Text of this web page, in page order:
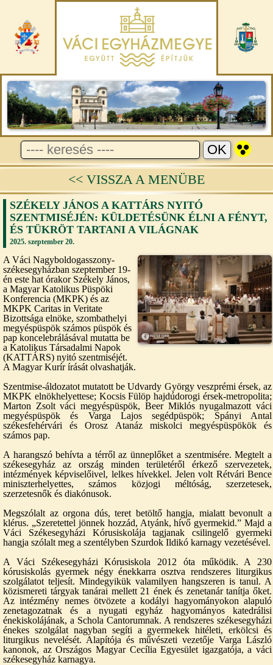
<< VISSZA A MENÜBE
SZÉKELY JÁNOS A KATTÁRS NYITÓ
SZENTMISÉJÉN: KÜLDETÉSÜNK ÉLNI A FÉNYT,
ÉS TÜKRÖT TARTANI A VILÁGNAK
2025. szeptember 20.
A Váci Nagyboldogasszony-
székesegyházban szeptember 19-
én este hat órakor Székely János,
a Magyar Katolikus Püspöki
Konferencia (MKPK) és az
MKPK Caritas in Veritate
Bizottsága elnöke, szombathelyi
megyéspüspök számos püspök és
pap koncelebrálásával mutatta be
a Katolikus Társadalmi Napok
(KATTÁRS) nyitó szentmiséjét.
A Magyar Kurír írását olvashatják.
Szentmise-áldozatot mutatott be Udvardy György veszprémi érsek, az
MKPK elnökhelyettese; Kocsis Fülöp hajdúdorogi érsek-metropolita;
Marton Zsolt váci megyéspüspök, Beer Miklós nyugalmazott váci
megyéspüspök és Varga Lajos segédpüspök; Spányi Antal
székesfehérvári és Orosz Atanáz miskolci megyéspüspökök és
számos pap.
A harangszó behívta a térről az ünneplőket a szentmisére. Megtelt a
székesegyház az ország minden területéről érkező szervezetek,
intézmények képviselőivel, lelkes hívekkel. Jelen volt Rétvári Bence
miniszterhelyettes, számos közjogi méltóság, szerzetesek,
szerzetesnők és diakónusok.
Megszólalt az orgona dús, teret betöltő hangja, mialatt bevonult a
klérus. „Szeretettel jönnek hozzád, Atyánk, hívő gyermekid.” Majd a
Váci Székesegyházi Kórusiskolája tagjanak csilingelő gyermeki
hangja szólalt meg a szentélyben Szurdok Ildikó karnagy vezetésével.
A Váci Székesegyházi Kórusiskola 2012 óta működik. A 230
kórusiskolás gyermek négy énekkarra osztva rendszeres liturgikus
szolgálatot teljesít. Mindegyikük valamilyen hangszeren is tanul. A
közismereti tárgyak tanárai mellett 21 ének és zenetanár tanítja őket.
Az intézmény nemes ötvözete a kodályi hagyományokon alapuló
zenetagozatnak és a nyugati egyház hagyományos katedrálisi
énekiskolájának, a Schola Cantorumnak. A rendszeres székesegyházi
énekes szolgálat nagyban segíti a gyermekek hitéleti, erkölcsi és
liturgikus nevelését. Alapítója és művészeti vezetője Varga László
kanonok, az Országos Magyar Cecília Egyesület igazgatója, a váci
székesegyház karnagya.